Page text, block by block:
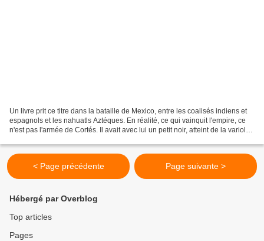
Un livre prit ce titre dans la bataille de Mexico, entre les coalisés indiens et
espagnols et les nahuatls Aztéques. En réalité, ce qui vainquit l'empire, ce
n'est pas l'armée de Cortés. Il avait avec lui un petit noir, atteint de la variole.
< Page précédente Page suivante >
Hébergé par Overblog
Top articles
Pages